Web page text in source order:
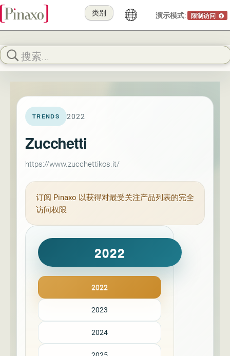
演示模式: 限制访问
类别
TRENDS 2022
Zucchetti
https://www.zucchettikos.it/
订阅 Pinaxo 以获得对最受关注产品列表的完全
访问权限
2022
2022
2023
2024